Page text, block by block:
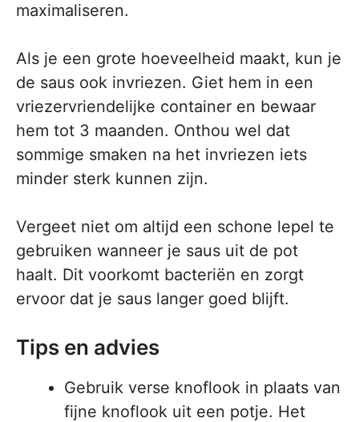
maximaliseren.
Als je een grote hoeveelheid maakt, kun je
de saus ook invriezen. Giet hem in een
vriezervriendelijke container en bewaar
hem tot 3 maanden. Onthou wel dat
sommige smaken na het invriezen iets
minder sterk kunnen zijn.
Vergeet niet om altijd een schone lepel te
gebruiken wanneer je saus uit de pot
haalt. Dit voorkomt bacteriën en zorgt
ervoor dat je saus langer goed blijft.
Tips en advies
Gebruik verse knoflook in plaats van
fijne knoflook uit een potje. Het